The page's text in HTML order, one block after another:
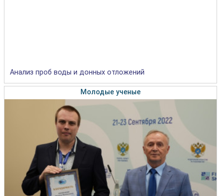
Анализ проб воды и донных отложений
Молодые ученые